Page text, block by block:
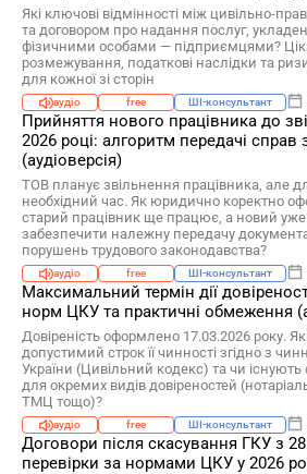
Які ключові відмінності між цивільно-
та договором про надання послуг,
фізичними особами — підприємцями?
розмежування, податкові наслідки та
для кожної зі сторін
аудіо free ШІ-консультант
Прийняття нового працівника до
2026 році: алгоритм передачі справ
(аудіоверсія)
ТОВ планує звільнення працівника, але
необхідний час. Як юридично коректно
старий працівник ще працює, а новий
забезпечити належну передачу
порушень трудового законодавства?
аудіо free ШІ-консультант
Максимальний термін дії
норм ЦКУ та практичні обмеження
Довіреність оформлено 17.03.2026 року.
допустимий строк її чинності згідно з
України (Цивільний кодекс) та чи
для окремих видів довіреностей
ТМЦ тощо)?
аудіо free ШІ-консультант
Договори після скасування ГКУ з
перевірки за нормами ЦКУ у 2026